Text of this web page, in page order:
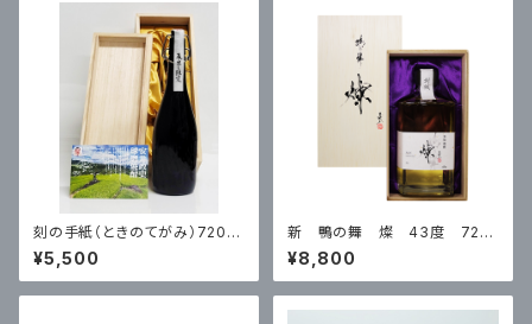
刻の手紙（ときのてがみ）720m
l 28度 ※数量限定品
¥5,500
新 鴨の舞 燦 43度 720
ml 箱入
¥8,800